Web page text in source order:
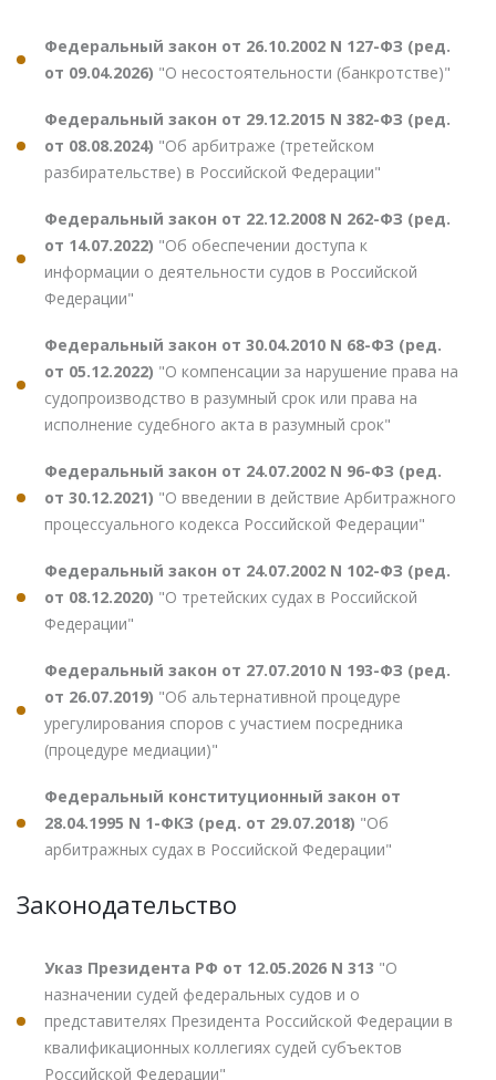
Федеральный закон от 26.10.2002 N 127-ФЗ (ред.
от 09.04.2026) "О несостоятельности (банкротстве)"
Федеральный закон от 29.12.2015 N 382-ФЗ (ред.
от 08.08.2024) "Об арбитраже (третейском
разбирательстве) в Российской Федерации"
Федеральный закон от 22.12.2008 N 262-ФЗ (ред.
от 14.07.2022) "Об обеспечении доступа к
информации о деятельности судов в Российской
Федерации"
Федеральный закон от 30.04.2010 N 68-ФЗ (ред.
от 05.12.2022) "О компенсации за нарушение права на
судопроизводство в разумный срок или права на
исполнение судебного акта в разумный срок"
Федеральный закон от 24.07.2002 N 96-ФЗ (ред.
от 30.12.2021) "О введении в действие Арбитражного
процессуального кодекса Российской Федерации"
Федеральный закон от 24.07.2002 N 102-ФЗ (ред.
от 08.12.2020) "О третейских судах в Российской
Федерации"
Федеральный закон от 27.07.2010 N 193-ФЗ (ред.
от 26.07.2019) "Об альтернативной процедуре
урегулирования споров с участием посредника
(процедуре медиации)"
Федеральный конституционный закон от
28.04.1995 N 1-ФКЗ (ред. от 29.07.2018) "Об
арбитражных судах в Российской Федерации"
Законодательство
Указ Президента РФ от 12.05.2026 N 313 "О
назначении судей федеральных судов и о
представителях Президента Российской Федерации в
квалификационных коллегиях судей субъектов
Российской Федерации"